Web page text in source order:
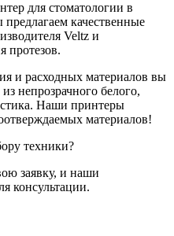
для стоматологии в
качественные
Veltz и
протезов.
и расходных материалов вы
непрозрачного белого,
Наши принтеры
материалов!
техники?
заявку, и наши
консультации.